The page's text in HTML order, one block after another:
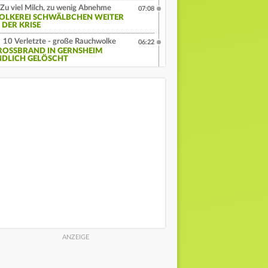
Zu viel Milch, zu wenig Abnehme
SCHWÄLBCHEN WEITER
DER KRISE
07:08
10 Verletzte - große Rauchwolke
IN GERNSHEIM E
GELÖSCHT
06:22